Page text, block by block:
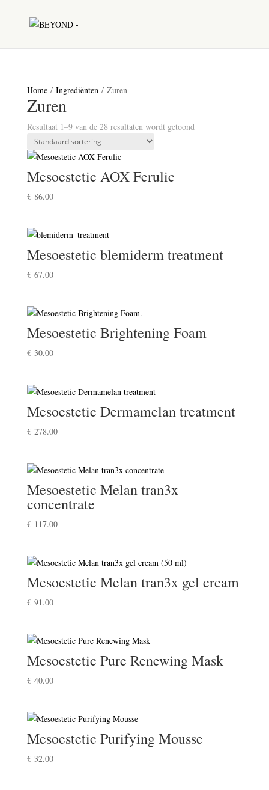
Home/ Ingrediënten/ Zuren
Zuren
Resultaat 1–9 van de 28 resultaten wordt getoond
Mesoestetic AOX Ferulic
€86.00
Mesoestetic blemiderm treatment
€67.00
Mesoestetic Brightening Foam
€30.00
Mesoestetic Dermamelan treatment
€278.00
Mesoestetic Melan tran3x
concentrate
€117.00
Mesoestetic Melan tran3x gel cream
€91.00
Mesoestetic Pure Renewing Mask
€40.00
Mesoestetic Purifying Mousse
€32.00